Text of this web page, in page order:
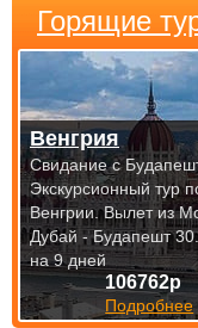
Горящие
106762р
Подробнее
Венгрия
Свидание с
Экскурсионный тур
Венгрии.Вылет из
Дубай - Будапешт
на 9 дней